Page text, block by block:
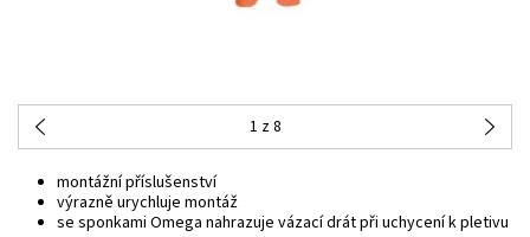
1 z 8
montážní příslušenství
výrazně urychluje montáž
se sponkami Omega nahrazuje vázací drát při uchycení k pletivu